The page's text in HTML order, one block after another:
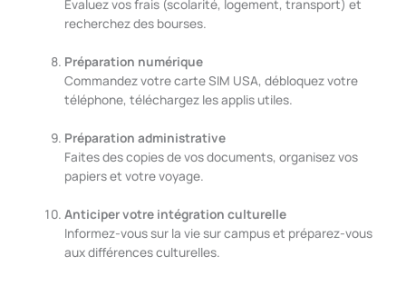
Évaluez vos frais (scolarité, logement, transport) et
recherchez des bourses.
Préparation numérique
Commandez votre carte SIM USA, débloquez votre
téléphone, téléchargez les applis utiles.
Préparation administrative
Faites des copies de vos documents, organisez vos
papiers et votre voyage.
Anticiper votre intégration culturelle
Informez-vous sur la vie sur campus et préparez-vous
aux différences culturelles.